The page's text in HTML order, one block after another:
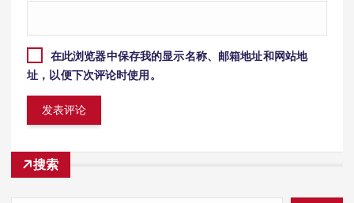
在此浏览器中保存我的显示名称、邮箱地址和网站地
址，以便下次评论时使用。
搜索